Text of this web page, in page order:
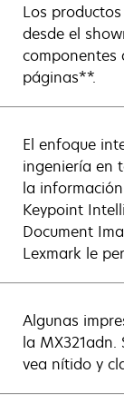
Los
desde el
componentes
páginas**.
El enfoque
ingeniería en
la
Keypoint
Document
Lexmark le
Algunas
la
vea nítido y